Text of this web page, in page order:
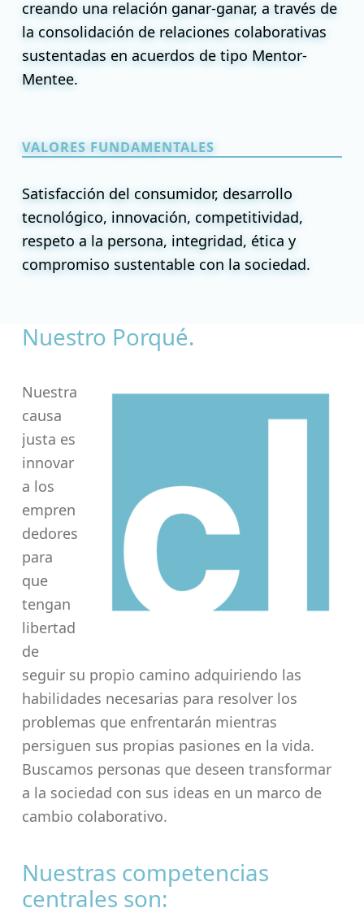
creando una relación ganar-ganar, a través de
la consolidación de relaciones colaborativas
sustentadas en acuerdos de tipo Mentor-
Mentee.
VALORES FUNDAMENTALES
Satisfacción del consumidor, desarrollo
tecnológico, innovación, competitividad,
respeto a la persona, integridad, ética y
compromiso sustentable con la sociedad.
Nuestro Porqué.
Nuestra
causa
justa es
innovar
a los
empren
dedores
para
que
tengan
libertad
de
seguir su propio camino adquiriendo las
habilidades necesarias para resolver los
problemas que enfrentarán mientras
persiguen sus propias pasiones en la vida.
Buscamos personas que deseen transformar
a la sociedad con sus ideas en un marco de
cambio colaborativo.
Nuestras competencias
centrales son: